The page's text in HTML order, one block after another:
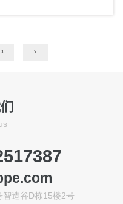
3 >
智造谷D栋15楼2号